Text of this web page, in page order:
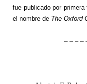
fue publicado por
el nombre de The Oxford
– – – –